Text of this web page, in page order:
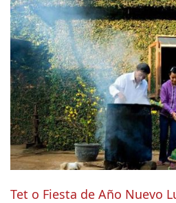
Tet o Fiesta de Año Nuevo